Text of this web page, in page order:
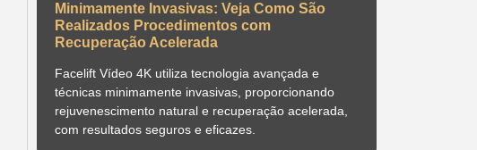
Minimamente Invasivas: Veja Como São
Realizados Procedimentos com
Recuperação Acelerada
Facelift Vídeo 4K utiliza tecnologia avançada e
técnicas minimamente invasivas, proporcionando
rejuvenescimento natural e recuperação acelerada,
com resultados seguros e eficazes.